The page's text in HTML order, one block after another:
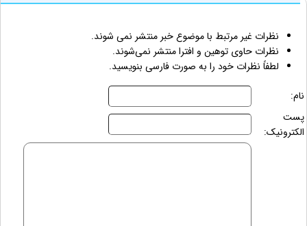
نظرات غیر مرتبط با موضوع خبر منتشر نمی شوند.
نظرات حاوی توهین و افترا منتشر نمی‌شوند.
لطفاً نظرات خود را به صورت فارسی بنویسید.
نام:
پست
الکترونیک: